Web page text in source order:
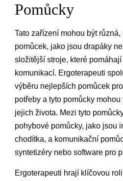
Pomůcky
Tato zařízení mohou být
pomůcek, jako jsou drapáky
složitější stroje, které
komunikací. Ergoterapeuti
výběru nejlepších pomůcek
potřeby a tyto pomůcky
jejich života. Mezi tyto
pohybové pomůcky, jako jsou
chodítka, a komunikační
syntetizéry nebo software pro
Ergoterapeuti hrají klíčovou